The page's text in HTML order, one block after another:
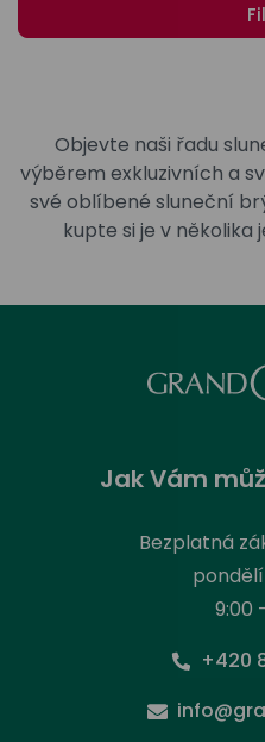
Objevte naši řadu
výběrem exkluzivních a
své oblíbené sluneční
kupte si je v
Jak Vám
Bezplatná
9:00
+420